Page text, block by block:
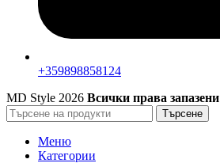
+359898858124
MD Style 2026 Всички права запазени
Търсене
Меню
Категории